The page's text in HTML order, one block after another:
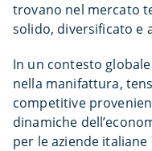
trovano nel mercato
solido, diversificato e
In un contesto
nella manifattura,
competitive
dinamiche
per le aziende